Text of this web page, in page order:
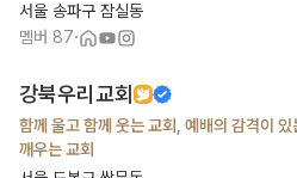
서울 송파구 잠실동
멤버 87·
강북우리교회
함께 울고 함께 웃는 교회, 예배의 감격이 있는 교회, 젊은이를
깨우는 교회